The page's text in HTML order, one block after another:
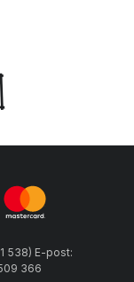
538) E-post:
366